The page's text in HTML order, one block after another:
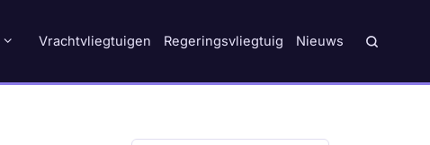
Vrachtvliegtuigen Regeringsvliegtuig Nieuws